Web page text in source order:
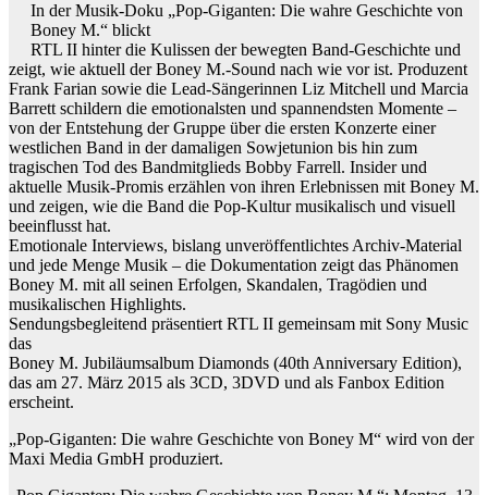
In der Musik-Doku „Pop-Giganten: Die wahre Geschichte von
Boney M.“ blickt
RTL II hinter die Kulissen der bewegten Band-Geschichte und
zeigt, wie aktuell der Boney M.-Sound nach wie vor ist. Produzent
Frank Farian sowie die Lead-Sängerinnen Liz Mitchell und Marcia
Barrett schildern die emotionalsten und spannendsten Momente –
von der Entstehung der Gruppe über die ersten Konzerte einer
westlichen Band in der damaligen Sowjetunion bis hin zum
tragischen Tod des Bandmitglieds Bobby Farrell. Insider und
aktuelle Musik-Promis erzählen von ihren Erlebnissen mit Boney M.
und zeigen, wie die Band die Pop-Kultur musikalisch und visuell
beeinflusst hat.
Emotionale Interviews, bislang unveröffentlichtes Archiv-Material
und jede Menge Musik – die Dokumentation zeigt das Phänomen
Boney M. mit all seinen Erfolgen, Skandalen, Tragödien und
musikalischen Highlights.
Sendungsbegleitend präsentiert RTL II gemeinsam mit Sony Music
das
Boney M. Jubiläumsalbum Diamonds (40th Anniversary Edition),
das am 27. März 2015 als 3CD, 3DVD und als Fanbox Edition
erscheint.
„Pop-Giganten: Die wahre Geschichte von Boney M“ wird von der
Maxi Media GmbH produziert.